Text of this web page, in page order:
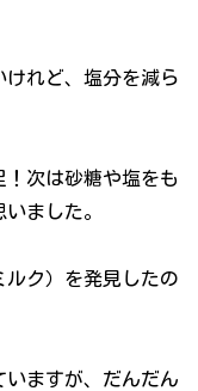
れど、塩分を減ら
次は砂糖や塩をも
ました。
ク）を発見したの
いますが、だんだん